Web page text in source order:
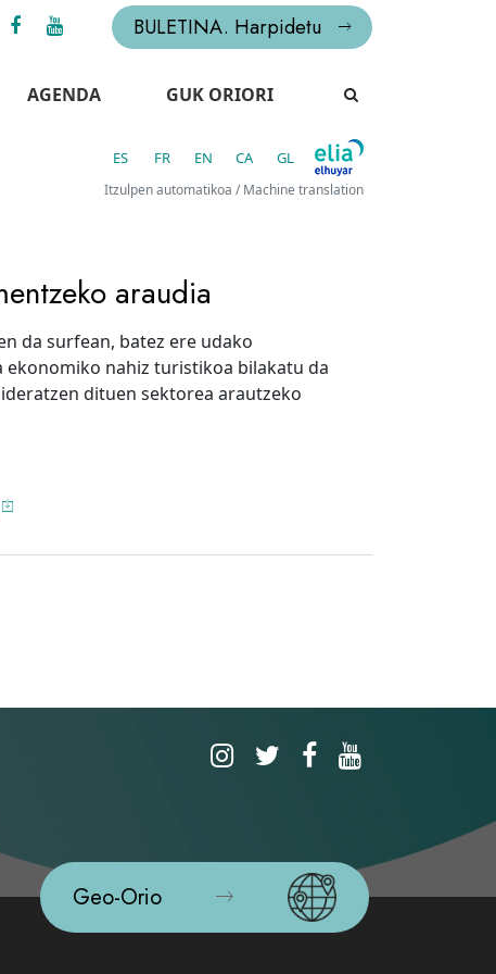
BULETINA. Harpidetu
AGENDA GUK ORIORI
ES FR EN CA GL
Itzulpen automatikoa / Machine translation
araudia
da surfean, batez ere udako
nahiz turistikoa bilakatu da
dituen sektorea arautzeko
Geo-Orio